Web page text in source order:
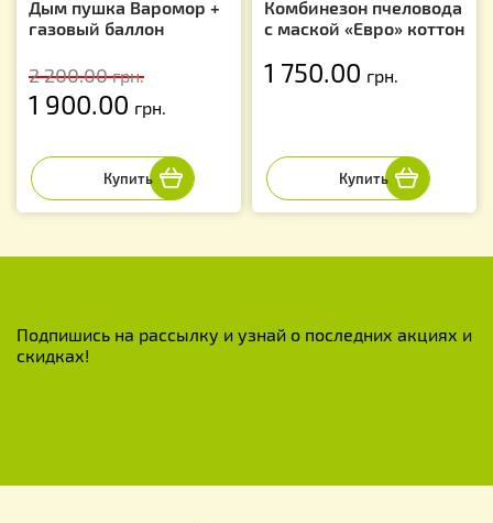
Дым пушка Варомор +
газовый баллон
2 200.00грн.
1 900.00 грн.
Комбинезон пчеловода
с маской «Евро» коттон
1 750.00 грн.
Подпишись на рассылку и узнай о последних акциях и
скидках!